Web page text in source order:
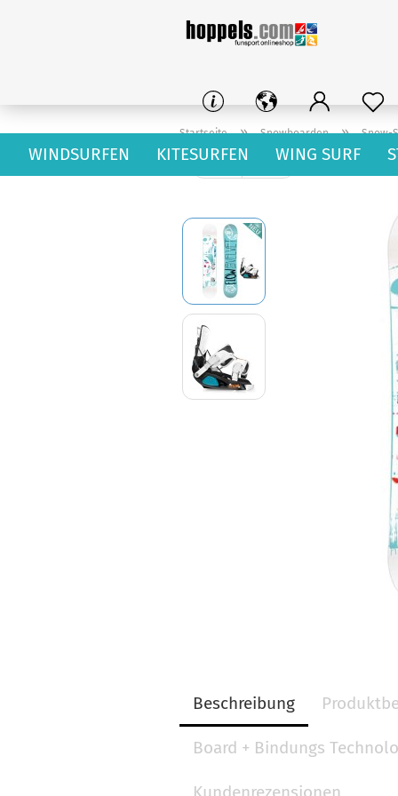
WINDSURFEN KITESURFEN WING SURF
Startseite » Snowboarden » Snow-
Beschreibung
Board + Bindungs